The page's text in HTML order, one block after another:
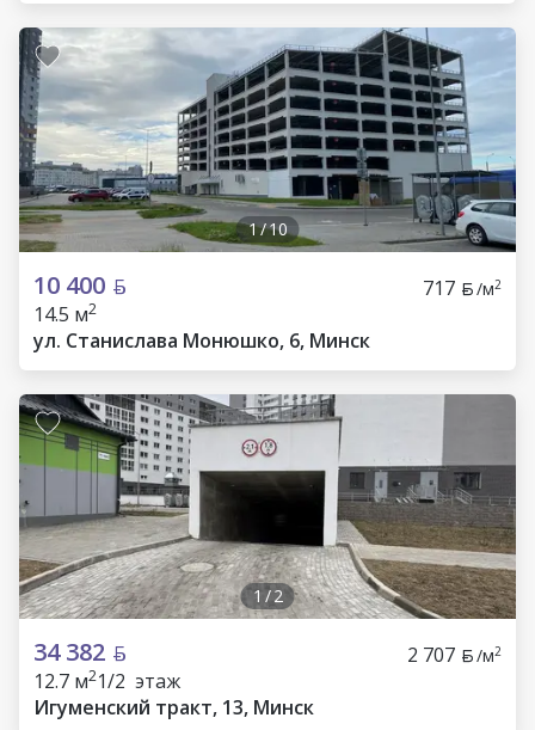
1/10
10 400 717 /м2
14.5 м2
ул. Станислава Монюшко, 6, Минск
1 /2
34 382 2 707 /м2
12.7 м21/2 этаж
Игуменский тракт, 13, Минск